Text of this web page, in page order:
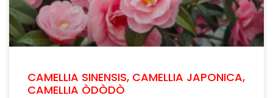
CAMELLIA SINENSIS, CAMELLIA JAPONICA,
CAMELLIA ÒDÒDÒ